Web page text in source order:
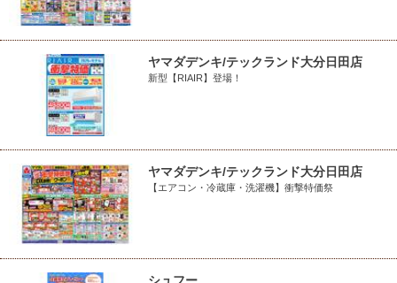
ヤマダデンキ/テックランド大分日田店
新型【RIAIR】登場！
ヤマダデンキ/テックランド大分日田店
【エアコン・冷蔵庫・洗濯機】衝撃特価祭